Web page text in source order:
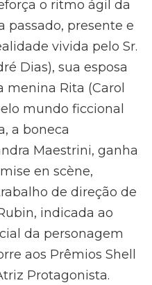
o ritmo ágil da
passado, presente e
vivida pelo Sr.
Dias), sua esposa
menina Rita (Carol
mundo ficcional
a boneca
Maestrini, ganha
en scène,
de direção de
indicada ao
da personagem
aos Prêmios Shell
Protagonista.